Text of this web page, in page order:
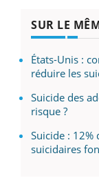
SUR LE
États-Unis :
réduire les
Suicide des
risque ?
Suicide : 12%
suicidaires